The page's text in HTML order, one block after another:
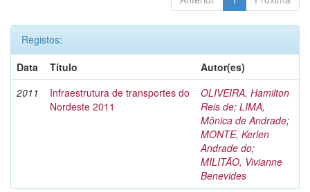
Registos:
Data
Título
Autor(es)
2011
Infraestrutura de transportes do
Nordeste 2011
OLIVEIRA, Hamilton
Reis de; LIMA,
Mônica de Andrade;
MONTE, Kerlen
Andrade do;
MILITÃO, Vivianne
Benevides